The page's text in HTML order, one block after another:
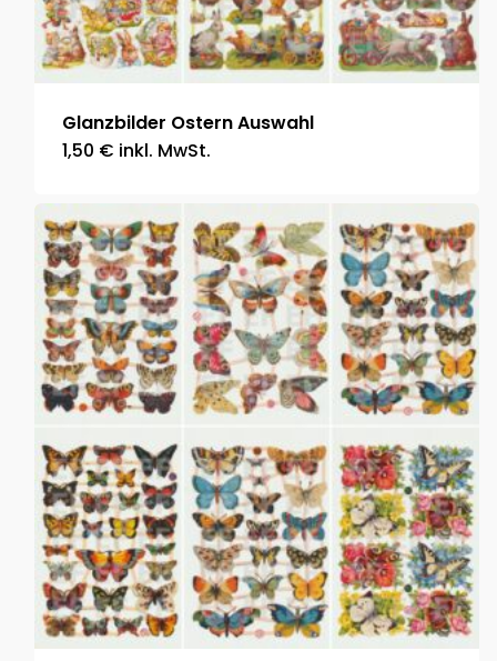
Glanzbilder Ostern Auswahl
1,50 € inkl. MwSt.